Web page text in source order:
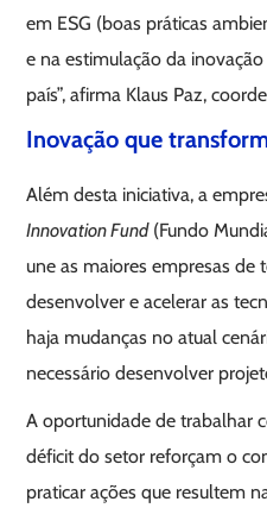
em ESG (boas práticas
e na estimulação da
país”, afirma Klaus Paz,
Inovação que
Além desta iniciativa, a
Innovation Fund(Fundo
une as maiores empresas
desenvolver e acelerar as
haja mudanças no atual
necessário desenvolver
A oportunidade de trabalhar
déficit do setor reforçam o
praticar ações que resultem